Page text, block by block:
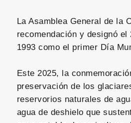
La Asamblea General de la
recomendación y designó el
1993 como el primer Día
Este 2025, la
preservación de los
reservorios naturales de
agua de deshielo que